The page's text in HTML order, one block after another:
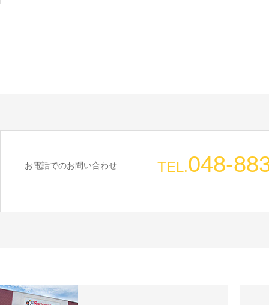
お電話でのお問い合わせ TEL.048-